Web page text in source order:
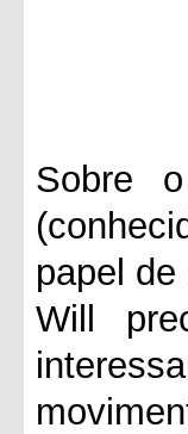
Sobre
papel
Will